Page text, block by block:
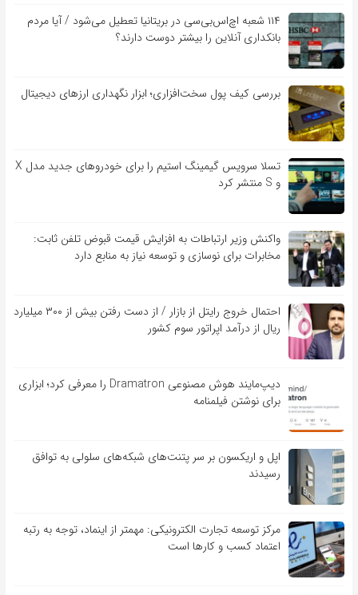
۱۱۴ شعبه اچ‌اس‌بی‌سی در بریتانیا تعطیل می‌شود / آیا مردم
بانکداری آنلاین را بیشتر دوست دارند؟
بررسی کیف‌ پول سخت‌افزاری؛ ابزار نگهداری ارزهای دیجیتال
تسلا سرویس گیمینگ استیم را برای خودروهای جدید مدل X
و S منتشر کرد
واکنش وزیر ارتباطات به افزایش قیمت قبوض تلفن ثابت:
مخابرات برای نوسازی و توسعه نیاز به منابع دارد
احتمال خروج رایتل از بازار / از دست رفتن بیش از ۳۰۰ میلیارد
ریال از درآمد اپراتور سوم کشور
دیپ‌مایند هوش مصنوعی Dramatron را معرفی کرد؛ ابزاری
برای نوشتن فیلمنامه
اپل و اریکسون بر سر پتنت‌های شبکه‌های سلولی به توافق
رسیدند
مرکز توسعه تجارت الکترونیکی: مهمتر از اینماد، توجه به رتبه
اعتماد کسب و کارها است